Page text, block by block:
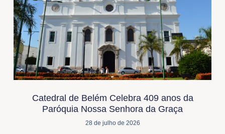
Catedral de Belém Celebra 409 anos da
Paróquia Nossa Senhora da Graça
28 de julho de 2026